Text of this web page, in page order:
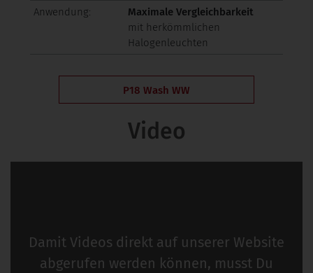
Anwendung:
Maximale Vergleichbarkeit
mit herkömmlichen
Halogenleuchten
P18 Wash WW
Video
Damit Videos direkt auf unserer Website
abgerufen werden können, musst Du